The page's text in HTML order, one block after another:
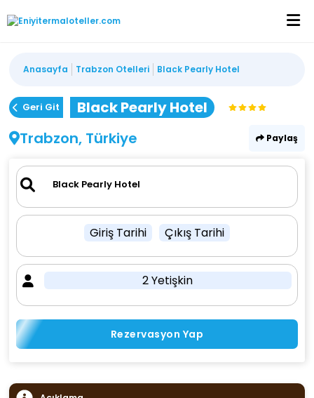
Anasayfa Trabzon Otelleri Black Pearly Hotel
Geri Git
Black Pearly Hotel
Trabzon, Türkiye
Paylaş
Giriş Tarihi Çıkış Tarihi
2 Yetişkin
Rezervasyon Yap